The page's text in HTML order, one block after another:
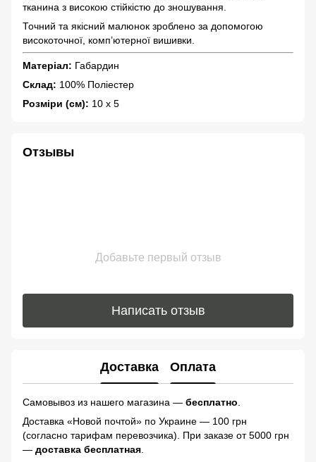
тканина з високою стійкістю до зношування.
Точний та якісний малюнок зроблено за допомогою
високоточної, комп’ютерної вишивки.
Матеріал: Габардин
Склад: 100% Поліестер
Розміри (см): 10 х 5
Отзывы
Добавьте первый отзыв
Написать отзыв
Доставка Оплата
Самовывоз из нашего магазина — бесплатно
Доставка «Новой почтой» по Украине — 100 грн
(согласно тарифам перевозчика). При заказе от 5000 грн
— доставка бесплатная